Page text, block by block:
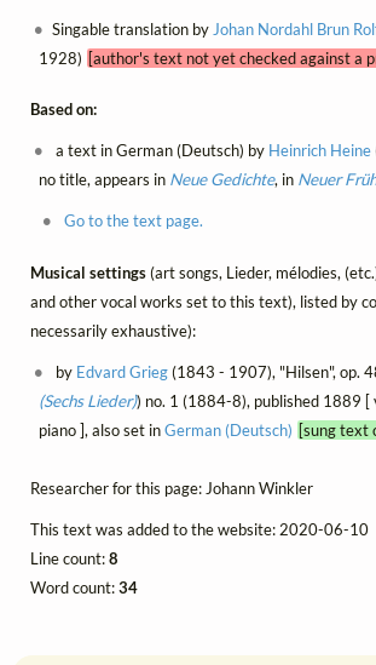
Singable translation by Johan Nordahl Brun
1928) [author's text not yet checked against a
Based on:
a text in German (Deutsch) by Heinrich Heine
no title, appears in Neue Gedichte, in Neuer
Go to the text page.
Musical settings(art songs, Lieder, mélodies,
and other vocal works set to this text), listed by
necessarily exhaustive):
by Edvard Grieg(1843 - 1907), "Hilsen", op.
(Sechs Lieder)) no. 1 (1884-8), published 1889 [
piano ], also set inGerman (Deutsch) [sung text
Researcher for this page: Johann Winkler
This text was added to the website: 2020-06-10
Line count:8
Word count:34